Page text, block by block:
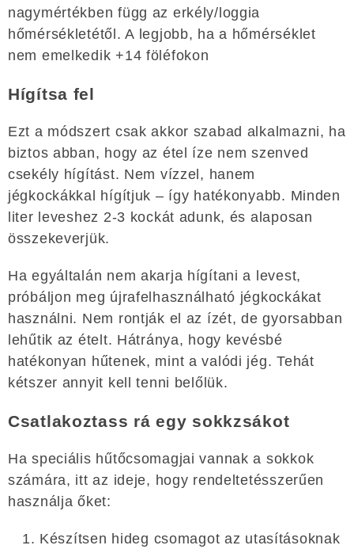
nagymértékben függ az erkély/loggia
hőmérsékletétől. A legjobb, ha a hőmérséklet
nem emelkedik +14 föléfokon
Hígítsa fel
Ezt a módszert csak akkor szabad alkalmazni, ha
biztos abban, hogy az étel íze nem szenved
csekély hígítást. Nem vízzel, hanem
jégkockákkal hígítjuk – így hatékonyabb. Minden
liter leveshez 2-3 kockát adunk, és alaposan
összekeverjük.
Ha egyáltalán nem akarja hígítani a levest,
próbáljon meg újrafelhasználható jégkockákat
használni. Nem rontják el az ízét, de gyorsabban
lehűtik az ételt. Hátránya, hogy kevésbé
hatékonyan hűtenek, mint a valódi jég. Tehát
kétszer annyit kell tenni belőlük.
Csatlakoztass rá egy sokkzsákot
Ha speciális hűtőcsomagjai vannak a sokkok
számára, itt az ideje, hogy rendeltetésszerűen
használja őket:
Készítsen hideg csomagot az utasításoknak